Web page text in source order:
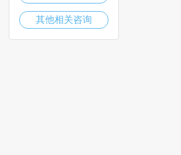
其他相关咨询